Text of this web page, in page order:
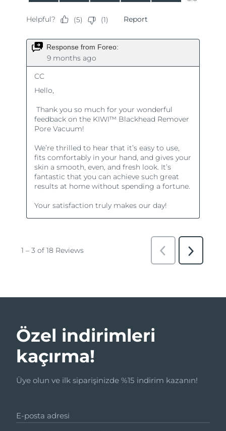
Özel indirimleri
kaçırma!
Üye olun ve ilk siparişinizde %15 indirim kazanın!
E-posta adresi